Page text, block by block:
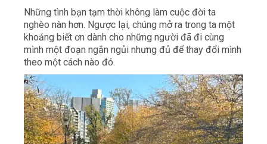
Những tình bạn tạm thời không làm cuộc đời ta
nghèo nàn hơn. Ngược lại, chúng mở ra trong ta một
khoảng biết ơn dành cho những người đã đi cùng
mình một đoạn ngắn ngủi nhưng đủ để thay đổi mình
theo một cách nào đó.